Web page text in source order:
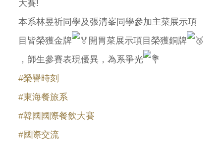
大賽!
本系林昱祈同學及張清峯同學參加主菜展示項
目皆榮獲金牌
開胃菜展示項目榮獲銅牌
，師生參賽表現優異，為系爭光
#榮譽時刻
#東海餐旅系
#韓國國際餐飲大賽
#國際交流